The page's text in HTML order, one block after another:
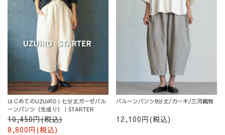
はじめてのUZUiRO｜七分丈ガーゼバル
ーンパンツ（生成り）｜STARTER
10,450円(税込)
8,800円(税込)
バルーンパンツ8分丈/カーキ/三河織物
12,100円(税込)